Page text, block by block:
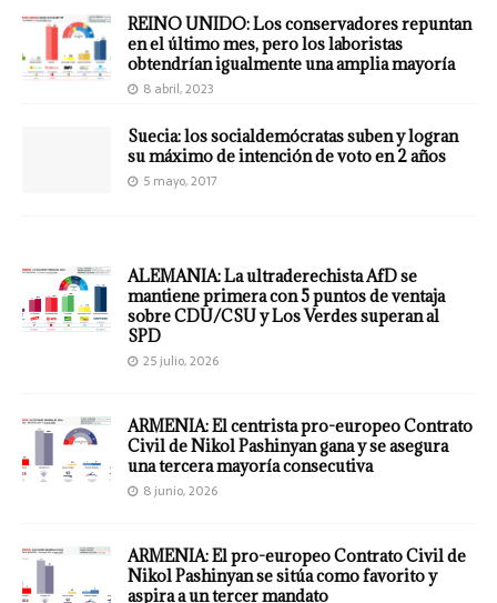
REINO UNIDO: Los conservadores repuntan
en el último mes, pero los laboristas
obtendrían igualmente una amplia mayoría
8 abril, 2023
Suecia: los socialdemócratas suben y logran
su máximo de intención de voto en 2 años
5 mayo, 2017
ALEMANIA: La ultraderechista AfD se
mantiene primera con 5 puntos de ventaja
sobre CDU/CSU y Los Verdes superan al
SPD
25 julio, 2026
ARMENIA: El centrista pro-europeo Contrato
Civil de Nikol Pashinyan gana y se asegura
una tercera mayoría consecutiva
8 junio, 2026
ARMENIA: El pro-europeo Contrato Civil de
Nikol Pashinyan se sitúa como favorito y
aspira a un tercer mandato